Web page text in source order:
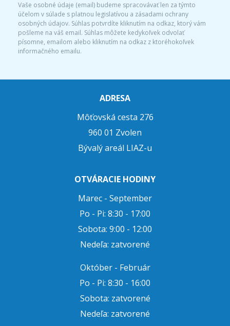
Vaše osobné údaje (email) budeme spracovávať len za týmto
účelom v súlade s platnou legislatívou a zásadami ochrany
osobných údajov. Súhlas potvrdíte kliknutím na odkaz, ktorý vám
pošleme na váš email. Súhlas môžete kedykoľvek odvolať
písomne, emailom alebo kliknutím na odkaz z ktoréhokoľvek
informačného emailu.
ADRESA
Môťovská cesta 276
960 01 Zvolen
Bývalý areál LIAZ-u
OTVÁRACIE HODINY
Marec - September
Po - Pi: 8:30 - 17:00
Sobota: 9:00 - 12:00
Nedeľa: zatvorené
Október - Február
Po - Pi: 8:30 - 16:00
Sobota: zatvorené
Nedeľa: zatvorené